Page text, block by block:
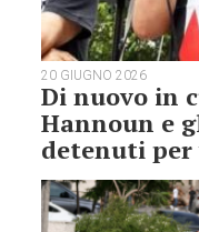
20 GIUGNO 2026
Di nuovo in
Hannoun e
detenuti per